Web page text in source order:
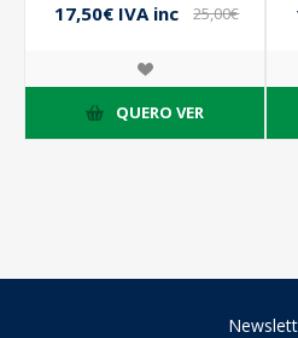
17,50€ IVA inc
25,00€
QUERO VER